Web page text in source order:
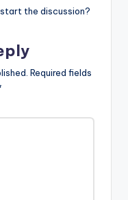
the discussion?
Required fields